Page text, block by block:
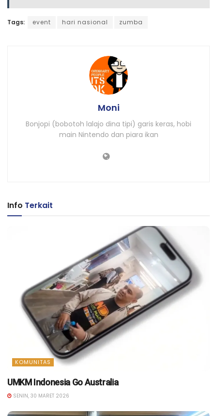
Tags: event hari nasional zumba
Moni
Bonjopi (bobotoh lalajo dina tipi) garis keras, hobi
main Nintendo dan piara ikan
Info Terkait
KOMUNITAS
UMKM Indonesia Go Australia
SENIN, 30 MARET 2026